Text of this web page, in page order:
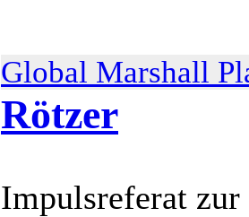
Global Marshall
Rötzer
Impulsreferat zur